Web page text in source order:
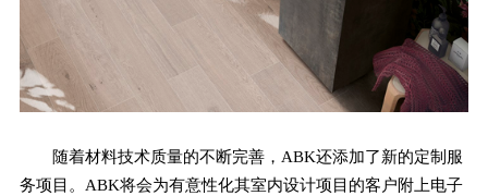
随着材料技术质量的不断完善，ABK还添加了新的定制服
务项目。ABK将会为有意性化其室内设计项目的客户附上电子